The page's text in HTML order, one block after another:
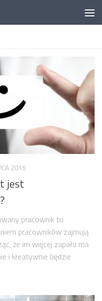
2015
jest
pracownik to
pracowników zajmują
że im więcej zapału ma
i kreatywnie będzie